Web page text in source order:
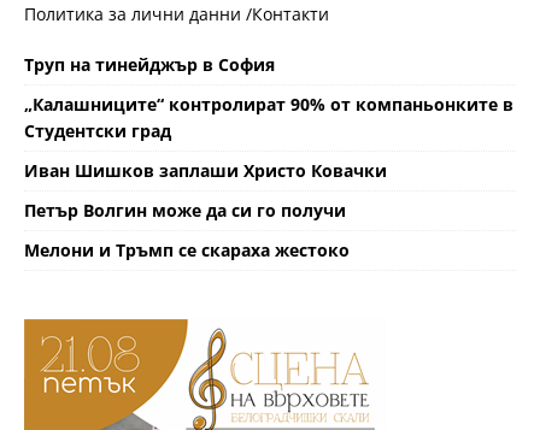
Политика за лични данни /Контакти
Труп на тинейджър в София
„Калашниците“ контролират 90% от компаньонките в
Студентски град
Иван Шишков заплаши Христо Ковачки
Петър Волгин може да си го получи
Мелони и Тръмп се скараха жестоко